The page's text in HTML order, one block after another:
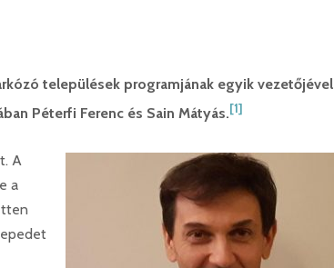
települések programjának egyik vezetőjével
Péterfi Ferenc és Sain Mátyás.[1]
A
a